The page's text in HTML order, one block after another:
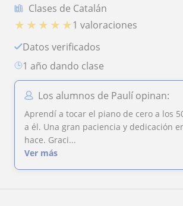
Clases de Catalán
★ ★ ★ ★ ★1 valoraciones
Datos verificados
1 año dando clase
Los alumnos de Paulí opinan:
Aprendí a tocar el piano de cero a los
a él. Una gran paciencia y dedicación
hace. Graci...
Ver más